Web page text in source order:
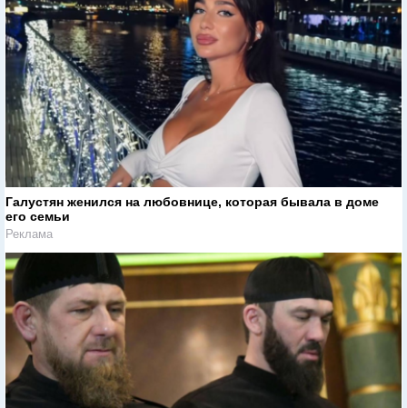
Галустян женился на любовнице, которая бывала в доме
его семьи
Реклама